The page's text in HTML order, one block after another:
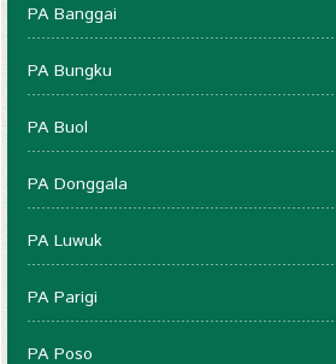
PA Banggai
PA Bungku
PA Buol
PA Donggala
PA Luwuk
PA Parigi
PA Poso